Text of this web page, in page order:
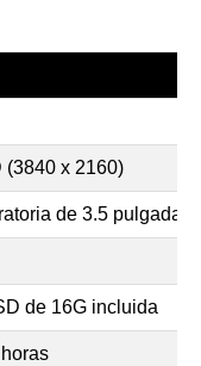
(3840 x 2160)
de 3.5 pulgadas
de 16G incluida